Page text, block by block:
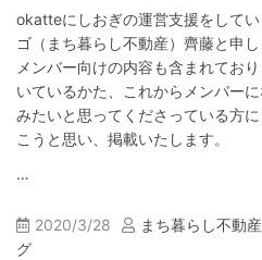
okatteにしおぎの運営支援をして
ゴ（まち暮らし不動産）齊藤と申し
メンバー向けの内容も含まれてお
いているかた、これからメンバー
みたいと思ってくださっている方
こうと思い、掲載いたします。
…
2020/3/28 まち暮らし不動産
グ